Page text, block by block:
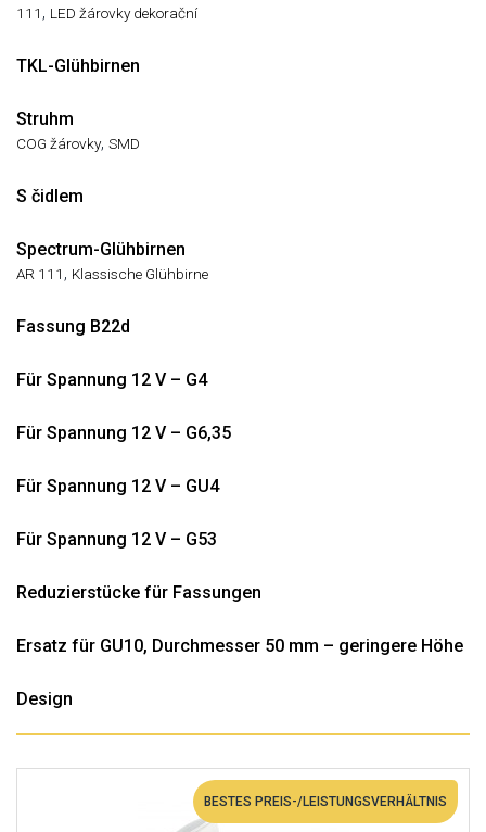
111 , LED žárovky dekorační
TKL-Glühbirnen
Struhm
COG žárovky, SMD
S čidlem
Spectrum-Glühbirnen
AR 111 , Klassische Glühbirne
Fassung B22d
Für Spannung 12 V – G4
Für Spannung 12 V – G6,35
Für Spannung 12 V – GU4
Für Spannung 12 V – G53
Reduzierstücke für Fassungen
Ersatz für GU10, Durchmesser 50 mm – geringere Höhe
Design
BESTES PREIS-/LEISTUNGSVERHÄLTNIS